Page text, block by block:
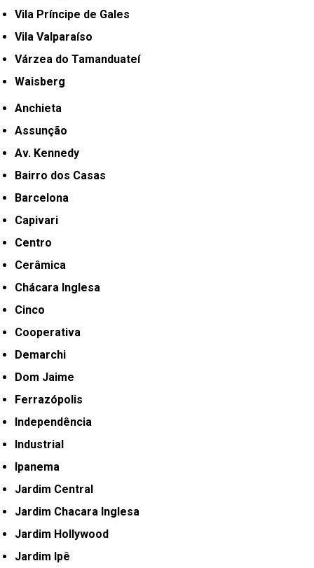
Vila Príncipe de Gales
Vila Valparaíso
Várzea do Tamanduateí
Waisberg
Anchieta
Assunção
Av. Kennedy
Bairro dos Casas
Barcelona
Capivari
Centro
Cerâmica
Chácara Inglesa
Cinco
Cooperativa
Demarchi
Dom Jaime
Ferrazópolis
Independência
Industrial
Ipanema
Jardim Central
Jardim Chacara Inglesa
Jardim Hollywood
Jardim Ipê